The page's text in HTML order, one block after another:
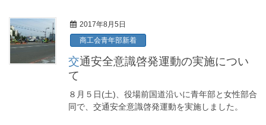
2017年8月5日
商工会青年部新着
交通安全意識啓発運動の実施につい
て
８月５日(土)、役場前国道沿いに青年部と女性部合
同で、交通安全意識啓発運動を実施しました。